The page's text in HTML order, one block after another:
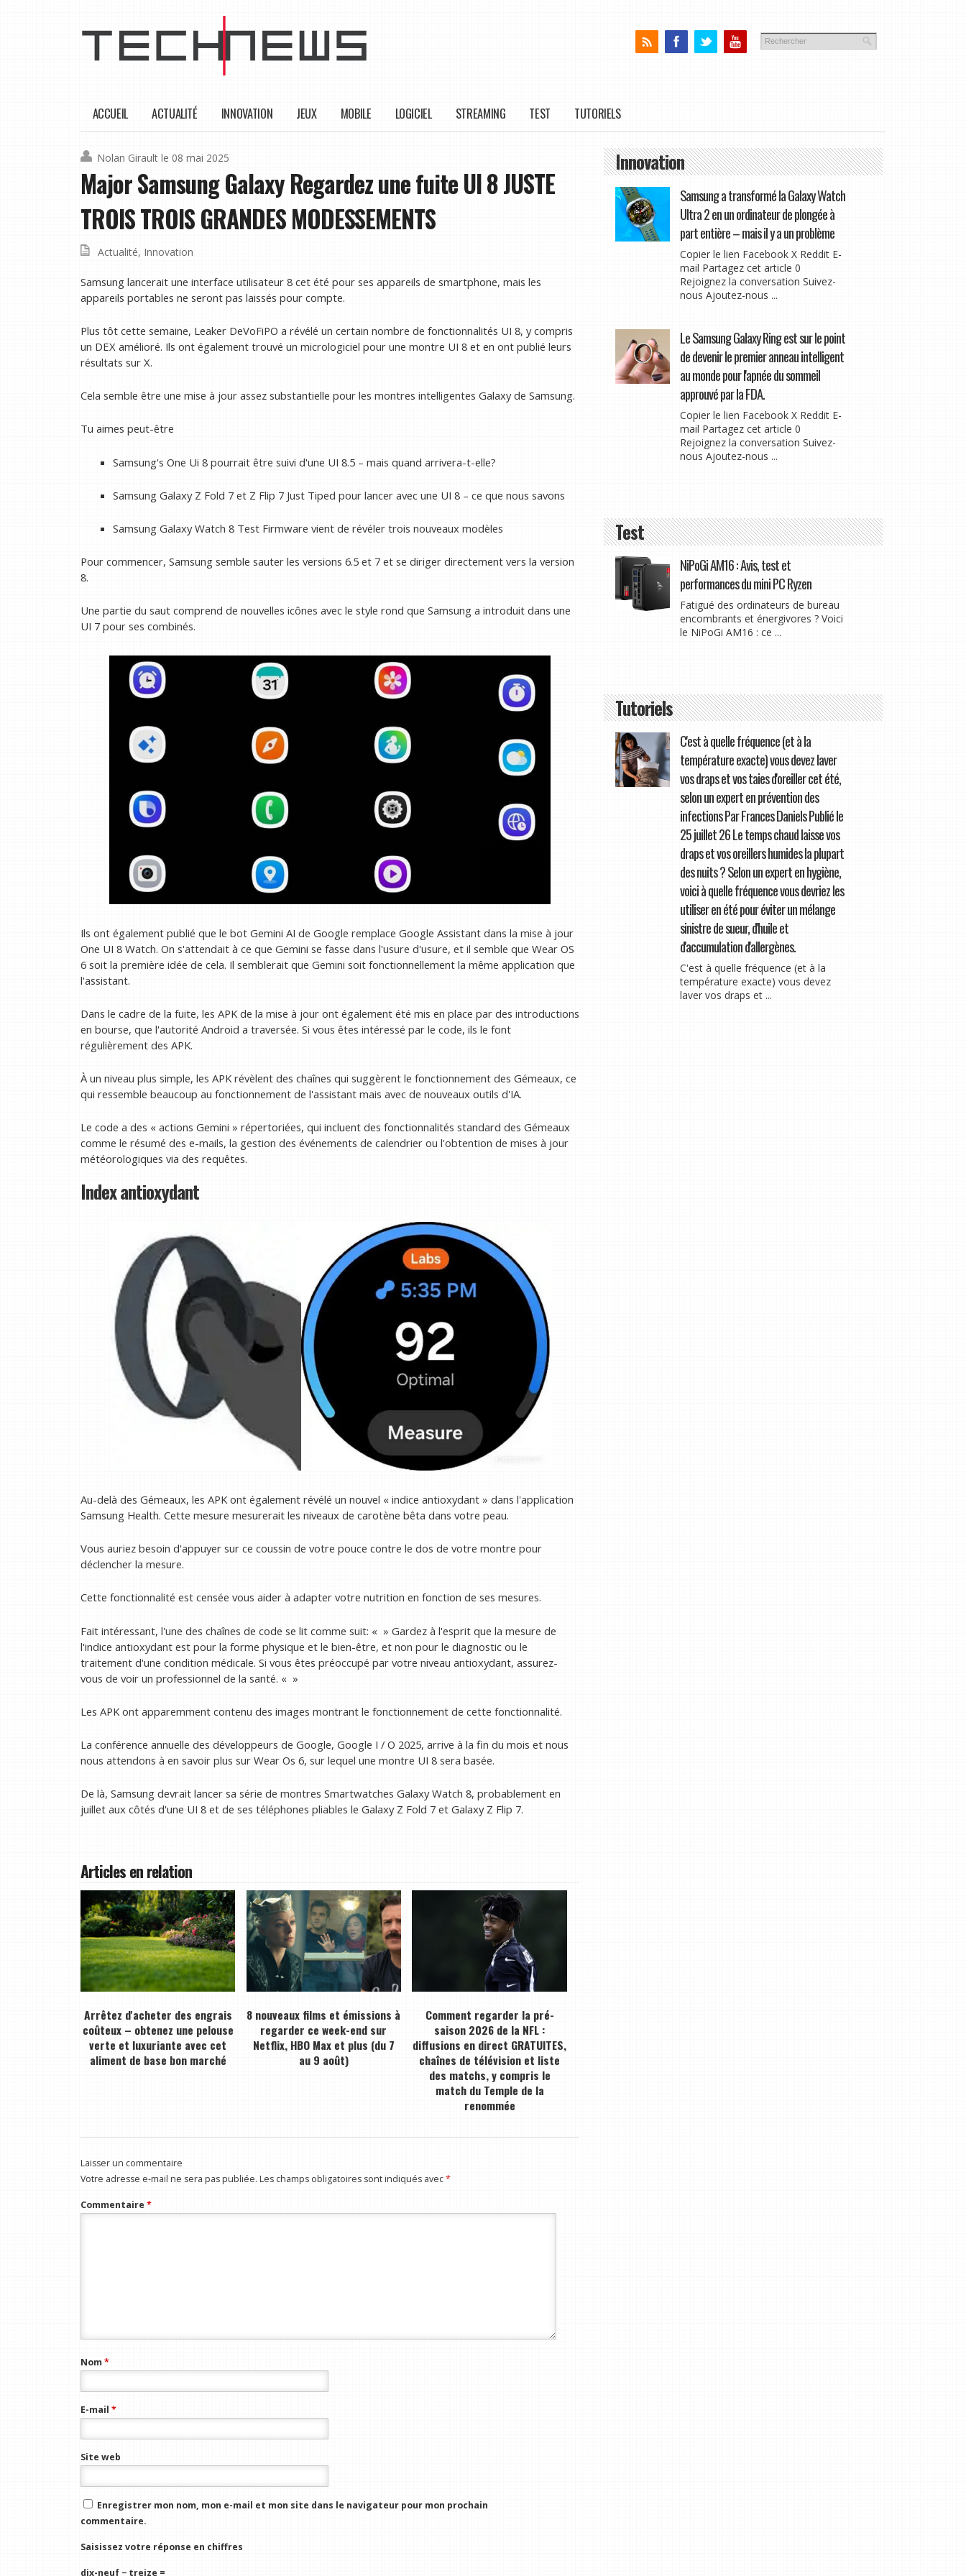
ACCUEIL ACTUALITÉ INNOVATION JEUX MOBILE LOGICIEL STREAMING TEST TUTORIELS
Nolan Girault le 08 mai 2025
Major Samsung Galaxy Regardez une fuite UI 8 JUSTE
TROIS TROIS GRANDES MODESSEMENTS
Actualité, Innovation
Samsung lancerait une interface utilisateur 8 cet été pour ses appareils de smartphone, mais les
appareils portables ne seront pas laissés pour compte.
Plus tôt cette semaine, Leaker DeVoFiPO a révélé un certain nombre de fonctionnalités UI 8, y compris
un DEX amélioré. Ils ont également trouvé un micrologiciel pour une montre UI 8 et en ont publié leurs
résultats sur X.
Cela semble être une mise à jour assez substantielle pour les montres intelligentes Galaxy de Samsung.
Tu aimes peut-être
Samsung's One Ui 8 pourrait être suivi d'une UI 8.5 – mais quand arrivera-t-elle?
Samsung Galaxy Z Fold 7 et Z Flip 7 Just Tiped pour lancer avec une UI 8 – ce que nous savons
Samsung Galaxy Watch 8 Test Firmware vient de révéler trois nouveaux modèles
Pour commencer, Samsung semble sauter les versions 6.5 et 7 et se diriger directement vers la version
8.
Une partie du saut comprend de nouvelles icônes avec le style rond que Samsung a introduit dans une
UI 7 pour ses combinés.
Ils ont également publié que le bot Gemini AI de Google remplace Google Assistant dans la mise à jour
One UI 8 Watch. On s'attendait à ce que Gemini se fasse dans l'usure d'usure, et il semble que Wear OS
6 soit la première idée de cela. Il semblerait que Gemini soit fonctionnellement la même application que
l'assistant.
Dans le cadre de la fuite, les APK de la mise à jour ont également été mis en place par des introductions
en bourse, que l'autorité Android a traversée. Si vous êtes intéressé par le code, ils le font
régulièrement des APK.
À un niveau plus simple, les APK révèlent des chaînes qui suggèrent le fonctionnement des Gémeaux, ce
qui ressemble beaucoup au fonctionnement de l'assistant mais avec de nouveaux outils d'IA.
Le code a des « actions Gemini » répertoriées, qui incluent des fonctionnalités standard des Gémeaux
comme le résumé des e-mails, la gestion des événements de calendrier ou l'obtention de mises à jour
météorologiques via des requêtes.
Index antioxydant
Au-delà des Gémeaux, les APK ont également révélé un nouvel « indice antioxydant » dans l'application
Samsung Health. Cette mesure mesurerait les niveaux de carotène bêta dans votre peau.
Vous auriez besoin d'appuyer sur ce coussin de votre pouce contre le dos de votre montre pour
déclencher la mesure.
Cette fonctionnalité est censée vous aider à adapter votre nutrition en fonction de ses mesures.
Fait intéressant, l'une des chaînes de code se lit comme suit: « » Gardez à l'esprit que la mesure de
l'indice antioxydant est pour la forme physique et le bien-être, et non pour le diagnostic ou le
traitement d'une condition médicale. Si vous êtes préoccupé par votre niveau antioxydant, assurez-
vous de voir un professionnel de la santé. « »
Les APK ont apparemment contenu des images montrant le fonctionnement de cette fonctionnalité.
La conférence annuelle des développeurs de Google, Google I / O 2025, arrive à la fin du mois et nous
nous attendons à en savoir plus sur Wear Os 6, sur lequel une montre UI 8 sera basée.
De là, Samsung devrait lancer sa série de montres Smartwatches Galaxy Watch 8, probablement en
juillet aux côtés d'une UI 8 et de ses téléphones pliables le Galaxy Z Fold 7 et Galaxy Z Flip 7.
Articles en relation
Arrêtez d'acheter des engrais
coûteux – obtenez une pelouse
verte et luxuriante avec cet
aliment de base bon marché
8 nouveaux films et émissions à
regarder ce week-end sur
Netflix, HBO Max et plus (du 7
au 9 août)
Comment regarder la pré-
saison 2026 de la NFL :
diffusions en direct GRATUITES,
chaînes de télévision et liste
des matchs, y compris le
match du Temple de la
renommée
Laisser un commentaire
Votre adresse e-mail ne sera pas publiée. Les champs obligatoires sont indiqués avec*
Commentaire *
Nom*
E-mail *
Site web
Enregistrer mon nom, mon e-mail et mon site dans le navigateur pour mon prochain
commentaire.
Saisissez votre réponse en chiffres
dix-neuf − treize =
Innovation
Samsung a transformé la Galaxy Watch
Ultra 2 en un ordinateur de plongée à
part entière – mais il y a un problème
Copier le lien Facebook X Reddit E-
mail Partagez cet article 0
Rejoignez la conversation Suivez-
nous Ajoutez-nous ...
Le Samsung Galaxy Ring est sur le point
de devenir le premier anneau intelligent
au monde pour l'apnée du sommeil
approuvé par la FDA.
Copier le lien Facebook X Reddit E-
mail Partagez cet article 0
Rejoignez la conversation Suivez-
nous Ajoutez-nous ...
Test
NiPoGi AM16 : Avis, test et
performances du mini PC Ryzen
Fatigué des ordinateurs de bureau
encombrants et énergivores ? Voici
le NiPoGi AM16 : ce ...
Tutoriels
C'est à quelle fréquence (et à la
température exacte) vous devez laver
vos draps et vos taies d'oreiller cet été,
selon un expert en prévention des
infections Par Frances Daniels Publié le
25 juillet 26 Le temps chaud laisse vos
draps et vos oreillers humides la plupart
des nuits ? Selon un expert en hygiène,
voici à quelle fréquence vous devriez les
utiliser en été pour éviter un mélange
sinistre de sueur, d'huile et
d'accumulation d'allergènes.
C'est à quelle fréquence (et à la
température exacte) vous devez
laver vos draps et ...